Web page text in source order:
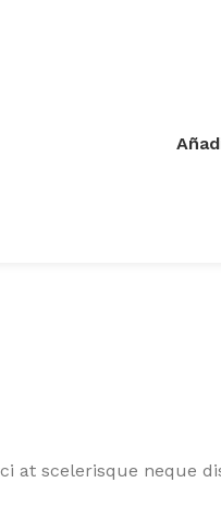
at scelerisque neque